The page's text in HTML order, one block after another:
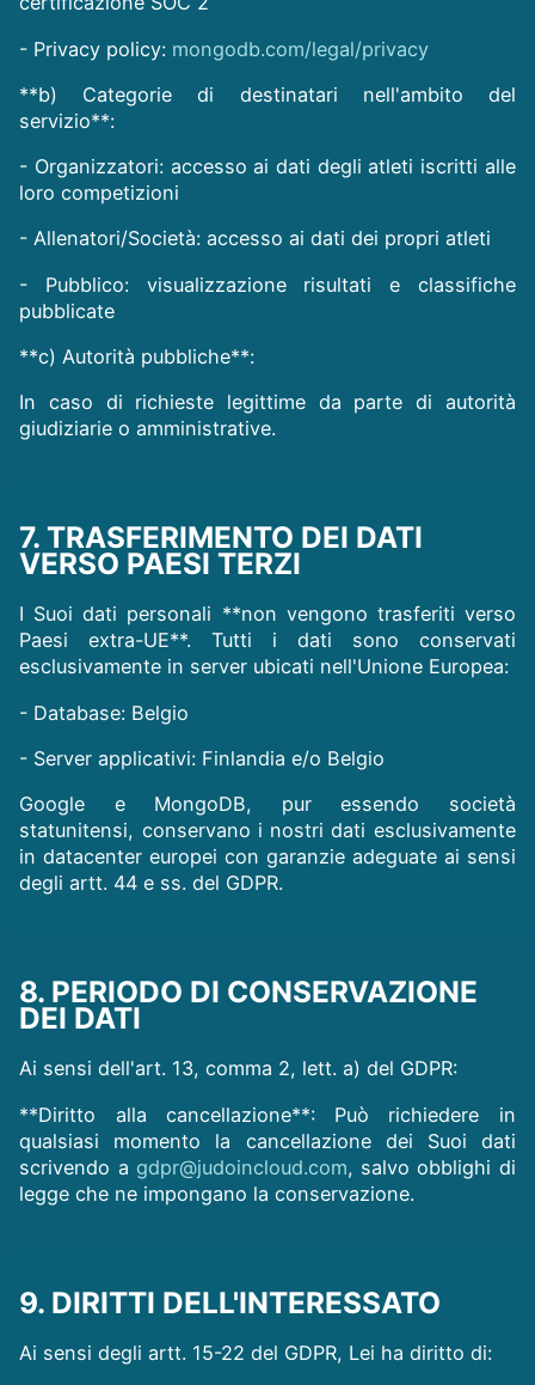
- Privacy policy: mongodb.com/legal/privacy
**b) Categorie di destinatari nell'ambito del
servizio**:
- Organizzatori: accesso ai dati degli atleti iscritti alle
loro competizioni
- Allenatori/Società: accesso ai dati dei propri atleti
- Pubblico: visualizzazione risultati e classifiche
pubblicate
**c) Autorità pubbliche**:
In caso di richieste legittime da parte di autorità
giudiziarie o amministrative.
7. TRASFERIMENTO DEI DATI
VERSO PAESI TERZI
I Suoi dati personali **non vengono trasferiti verso
Paesi extra-UE**. Tutti i dati sono conservati
esclusivamente in server ubicati nell'Unione Europea:
- Database: Belgio
- Server applicativi: Finlandia e/o Belgio
Google e MongoDB, pur essendo società
statunitensi, conservano i nostri dati esclusivamente
in datacenter europei con garanzie adeguate ai sensi
degli artt. 44 e ss. del GDPR.
8. PERIODO DI CONSERVAZIONE
DEI DATI
Ai sensi dell'art. 13, comma 2, lett. a) del GDPR:
**Diritto alla cancellazione**: Può richiedere in
qualsiasi momento la cancellazione dei Suoi dati
scrivendo a gdpr@judoincloud.com, salvo obblighi di
legge che ne impongano la conservazione.
9. DIRITTI DELL'INTERESSATO
Ai sensi degli artt. 15-22 del GDPR, Lei ha diritto di: